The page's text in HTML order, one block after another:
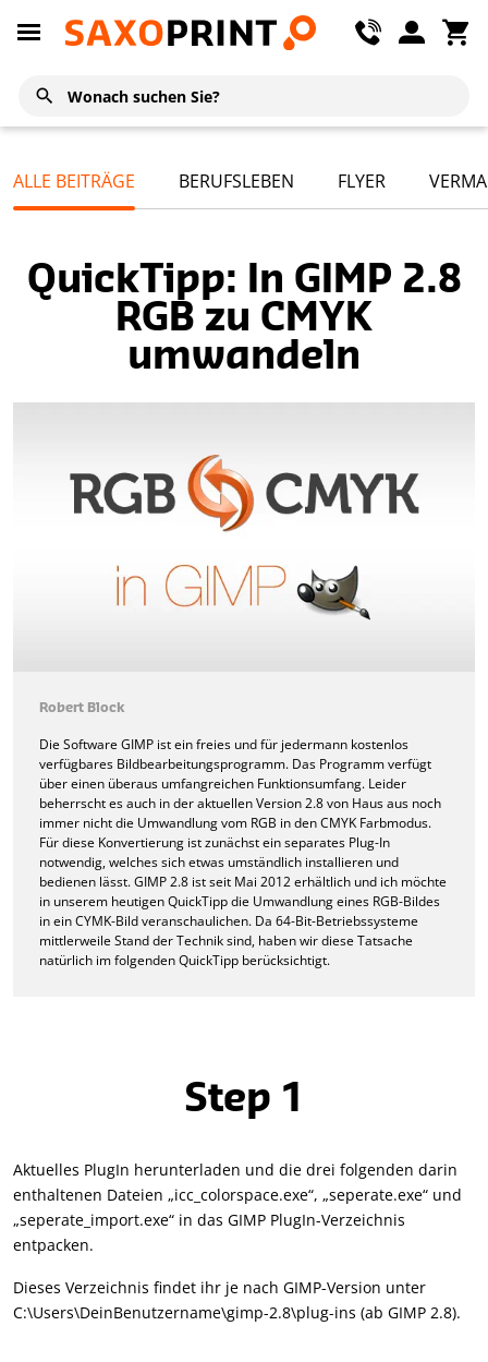
ALLE BEITRÄGE BERUFSLEBEN FLYER
QuickTipp: In GIMP 2.8
RGB zu CMYK
umwandeln
Robert Block
Die Software GIMP ist ein freies und für jedermann kostenlos
verfügbares Bildbearbeitungsprogramm. Das Programm verfügt
über einen überaus umfangreichen Funktionsumfang. Leider
beherrscht es auch in der aktuellen Version 2.8 von Haus aus noch
immer nicht die Umwandlung vom RGB in den CMYK Farbmodus.
Für diese Konvertierung ist zunächst ein separates Plug-In
notwendig, welches sich etwas umständlich installieren und
bedienen lässt. GIMP 2.8 ist seit Mai 2012 erhältlich und ich möchte
in unserem heutigen QuickTipp die Umwandlung eines RGB-Bildes
in ein CYMK-Bild veranschaulichen. Da 64-Bit-Betriebssysteme
mittlerweile Stand der Technik sind, haben wir diese Tatsache
natürlich im folgenden QuickTipp berücksichtigt.
Step 1
Aktuelles PlugIn herunterladen und die drei folgenden darin
enthaltenen Dateien „icc_colorspace.exe“, „seperate.exe“ und
„seperate_import.exe“ in das GIMP PlugIn-Verzeichnis
entpacken.
Dieses Verzeichnis findet ihr je nach GIMP-Version unter
C:\Users\DeinBenutzername\gimp-2.8\plug-ins (ab GIMP 2.8).